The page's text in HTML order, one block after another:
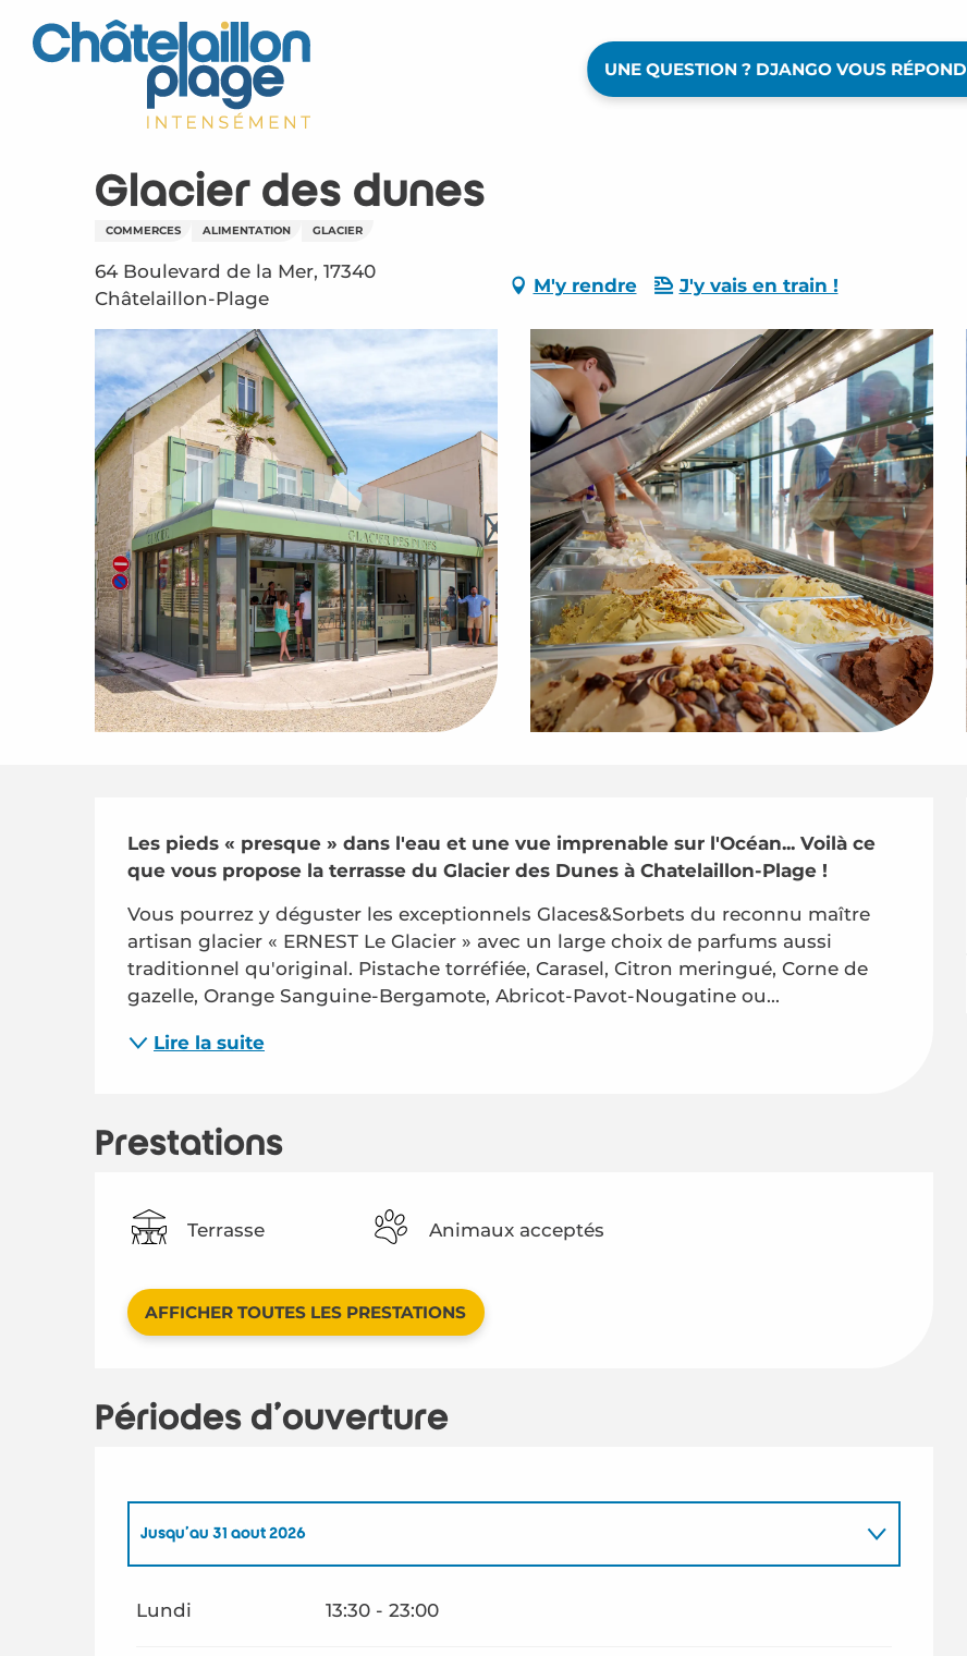
contenu
UNE QUESTION ? DJANGO VOUS RÉPOND
Glacier des dunes
COMMERCES ALIMENTATION GLACIER
64 Boulevard de la Mer, 17340
Châtelaillon-Plage
M'y rendre J'y vais en train !
Description
Les pieds « presque » dans l'eau et une vue imprenable sur l'Océan... Voilà ce
que vous propose la terrasse du Glacier des Dunes à Chatelaillon-Plage !
Vous pourrez y déguster les exceptionnels Glaces&Sorbets du reconnu maître
artisan glacier « ERNEST Le Glacier » avec un large choix de parfums aussi
traditionnel qu'original. Pistache torréfiée, Carasel, Citron meringué, Corne de
gazelle, Orange Sanguine-Bergamote, Abricot-Pavot-Nougatine ou...
Lire la suite
Prestations
Terrasse Animaux acceptés
AFFICHER TOUTES LES PRESTATIONS
Périodes d'ouverture
Jusqu'au 31 août 2026
Lundi 13:30 - 23:00